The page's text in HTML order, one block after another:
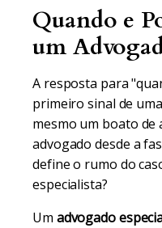
Quando e
um
A resposta para
primeiro sinal de
mesmo um boato de
advogado desde a
define o rumo do
especialista?
Um advogado